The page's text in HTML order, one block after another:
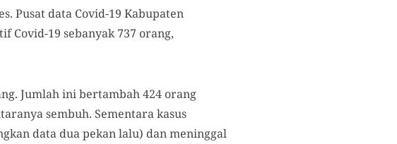
Pusat data Covid-19 Kabupaten
Covid-19 sebanyak 737 orang,
Jumlah ini bertambah 424 orang
sembuh. Sementara kasus
data dua pekan lalu) dan meninggal